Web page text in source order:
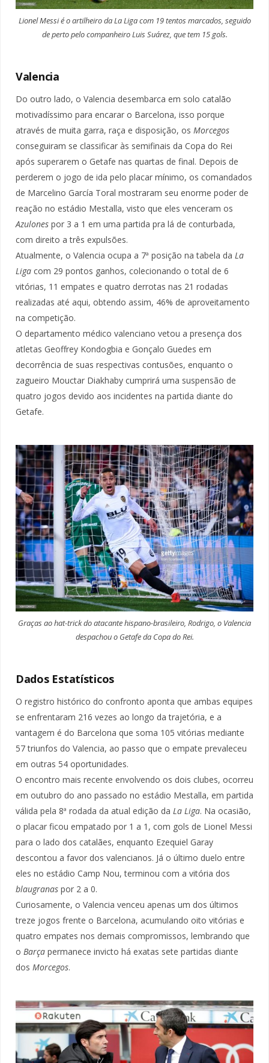
Lionel Messi é o artilheiro da La Liga com 19 tentos marcados, seguido
de perto pelo companheiro Luis Suárez, que tem 15 gols.
Valencia
Do outro lado, o Valencia desembarca em solo catalão
motivadíssimo para encarar o Barcelona, isso porque
através de muita garra, raça e disposição, os Morcegos
conseguiram se classificar às semifinais da Copa do Rei
após superarem o Getafe nas quartas de final. Depois de
perderem o jogo de ida pelo placar mínimo, os comandados
de Marcelino García Toral mostraram seu enorme poder de
reação no estádio Mestalla, visto que eles venceram os
Azulones por 3 a 1 em uma partida pra lá de conturbada,
com direito a três expulsões.
Atualmente, o Valencia ocupa a 7ª posição na tabela da La
Liga com 29 pontos ganhos, colecionando o total de 6
vitórias, 11 empates e quatro derrotas nas 21 rodadas
realizadas até aqui, obtendo assim, 46% de aproveitamento
na competição.
O departamento médico valenciano vetou a presença dos
atletas Geoffrey Kondogbia e Gonçalo Guedes em
decorrência de suas respectivas contusões, enquanto o
zagueiro Mouctar Diakhaby cumprirá uma suspensão de
quatro jogos devido aos incidentes na partida diante do
Getafe.
Graças ao hat-trick do atacante hispano-brasileiro, Rodrigo, o Valencia
despachou o Getafe da Copa do Rei.
Dados Estatísticos
O registro histórico do confronto aponta que ambas equipes
se enfrentaram 216 vezes ao longo da trajetória, e a
vantagem é do Barcelona que soma 105 vitórias mediante
57 triunfos do Valencia, ao passo que o empate prevaleceu
em outras 54 oportunidades.
O encontro mais recente envolvendo os dois clubes, ocorreu
em outubro do ano passado no estádio Mestalla, em partida
válida pela 8ª rodada da atual edição da La Liga. Na ocasião,
o placar ficou empatado por 1 a 1, com gols de Lionel Messi
para o lado dos catalães, enquanto Ezequiel Garay
descontou a favor dos valencianos. Já o último duelo entre
eles no estádio Camp Nou, terminou com a vitória dos
blaugranas por 2 a 0.
Curiosamente, o Valencia venceu apenas um dos últimos
treze jogos frente o Barcelona, acumulando oito vitórias e
quatro empates nos demais compromissos, lembrando que
o Barça permanece invicto há exatas sete partidas diante
dos Morcegos.